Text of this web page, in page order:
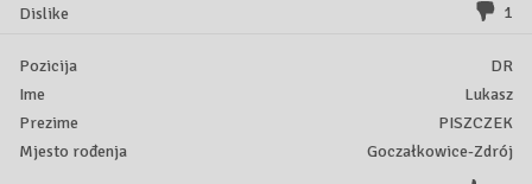
1
DR
Lukasz
PISZCZEK
Goczałkowice-Zdrój